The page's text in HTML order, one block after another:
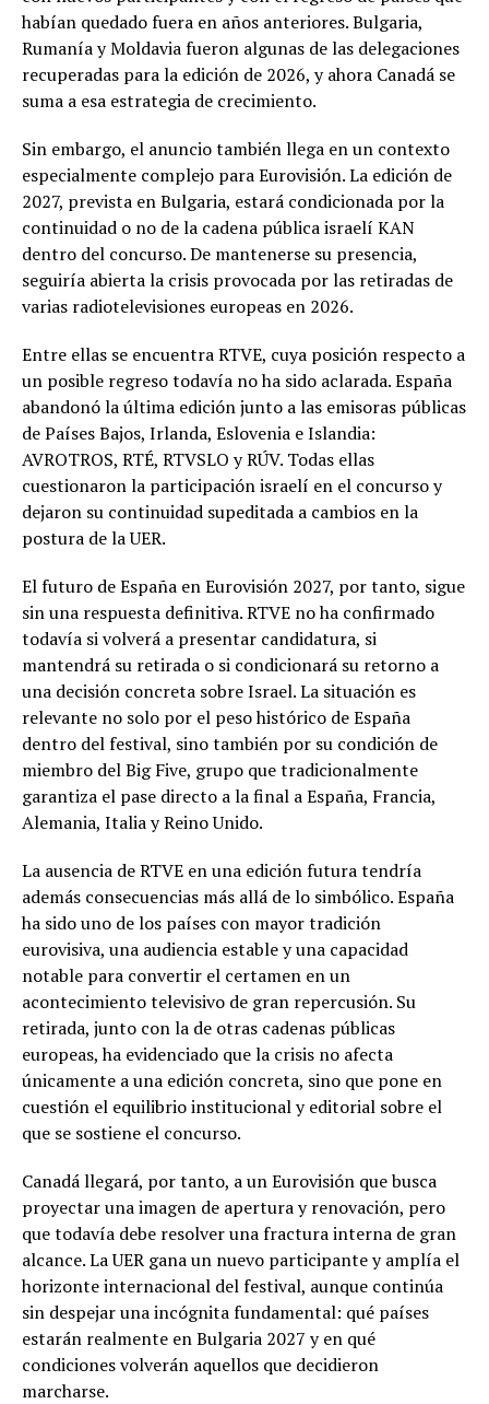
habían quedado fuera en años anteriores. Bulgaria,
Rumanía y Moldavia fueron algunas de las delegaciones
recuperadas para la edición de 2026, y ahora Canadá se
suma a esa estrategia de crecimiento.
Sin embargo, el anuncio también llega en un contexto
especialmente complejo para Eurovisión. La edición de
2027, prevista en Bulgaria, estará condicionada por la
continuidad o no de la cadena pública israelí KAN
dentro del concurso. De mantenerse su presencia,
seguiría abierta la crisis provocada por las retiradas de
varias radiotelevisiones europeas en 2026.
Entre ellas se encuentra RTVE, cuya posición respecto a
un posible regreso todavía no ha sido aclarada. España
abandonó la última edición junto a las emisoras públicas
de Países Bajos, Irlanda, Eslovenia e Islandia:
AVROTROS, RTÉ, RTVSLO y RÚV. Todas ellas
cuestionaron la participación israelí en el concurso y
dejaron su continuidad supeditada a cambios en la
postura de la UER.
El futuro de España en Eurovisión 2027, por tanto, sigue
sin una respuesta definitiva. RTVE no ha confirmado
todavía si volverá a presentar candidatura, si
mantendrá su retirada o si condicionará su retorno a
una decisión concreta sobre Israel. La situación es
relevante no solo por el peso histórico de España
dentro del festival, sino también por su condición de
miembro del Big Five, grupo que tradicionalmente
garantiza el pase directo a la final a España, Francia,
Alemania, Italia y Reino Unido.
La ausencia de RTVE en una edición futura tendría
además consecuencias más allá de lo simbólico. España
ha sido uno de los países con mayor tradición
eurovisiva, una audiencia estable y una capacidad
notable para convertir el certamen en un
acontecimiento televisivo de gran repercusión. Su
retirada, junto con la de otras cadenas públicas
europeas, ha evidenciado que la crisis no afecta
únicamente a una edición concreta, sino que pone en
cuestión el equilibrio institucional y editorial sobre el
que se sostiene el concurso.
Canadá llegará, por tanto, a un Eurovisión que busca
proyectar una imagen de apertura y renovación, pero
que todavía debe resolver una fractura interna de gran
alcance. La UER gana un nuevo participante y amplía el
horizonte internacional del festival, aunque continúa
sin despejar una incógnita fundamental: qué países
estarán realmente en Bulgaria 2027 y en qué
condiciones volverán aquellos que decidieron
marcharse.